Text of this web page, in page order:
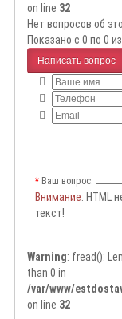
on line 32
Нет вопросов об
Показано с 0 по 0
Написать вопрос
Ваш вопрос:
Внимание: HTML
текст!
Warning: fread():
than 0 in
/var/www/
on line 32